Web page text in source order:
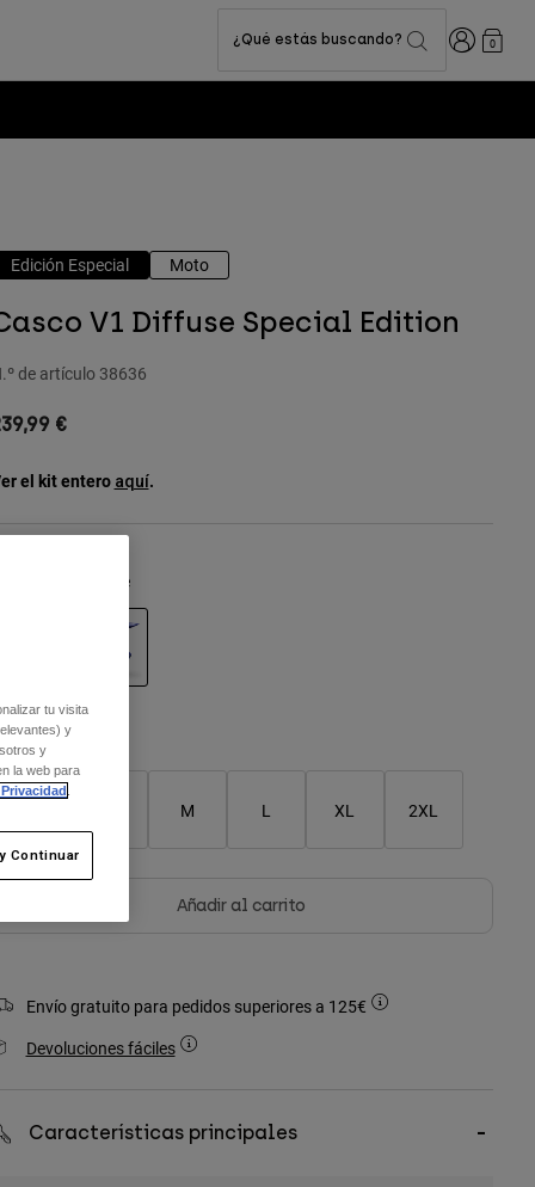
¿Qué estás buscando? Iniciar0
Edición Especial Moto
V1 Diffuse Special Edition
de artículo 38636
€
el kit entero aquí.
Purple Dove
Cuadro de tallas
M L XL 2XL
Añadir al carrito
Envío gratuito para pedidos superiores a 125€
Devoluciones fáciles
Características principales
tu visita
y
y
la web para
.
Continuar